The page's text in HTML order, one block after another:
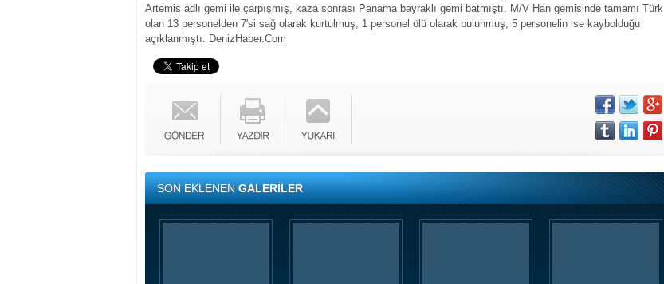
Artemis adlı gemi ile çarpışmış, kaza sonrası Panama bayraklı gemi batmıştı. M/V Han gemisinde tamamı Türk
olan 13 personelden 7'si sağ olarak kurtulmuş, 1 personel ölü olarak bulunmuş, 5 personelin ise kaybolduğu
açıklanmıştı. DenizHaber.Com
SON EKLENENGALERİLER